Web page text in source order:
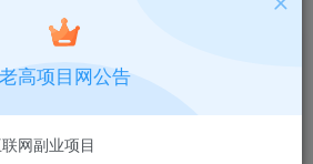
【2026.07.13】剪映全流程学习指南：
画中画、蒙版、关键帧、调色、抠像等
老高
老高项目网公告
网副业项目